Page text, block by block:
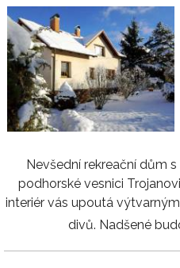
Nevšední rekreační dům
podhorské vesnici
interiér vás upoutá
divů. Nadšené